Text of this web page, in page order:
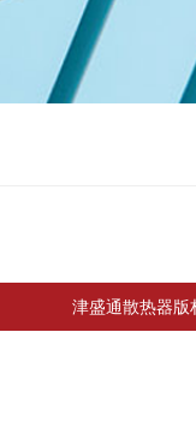
津盛通散热器版